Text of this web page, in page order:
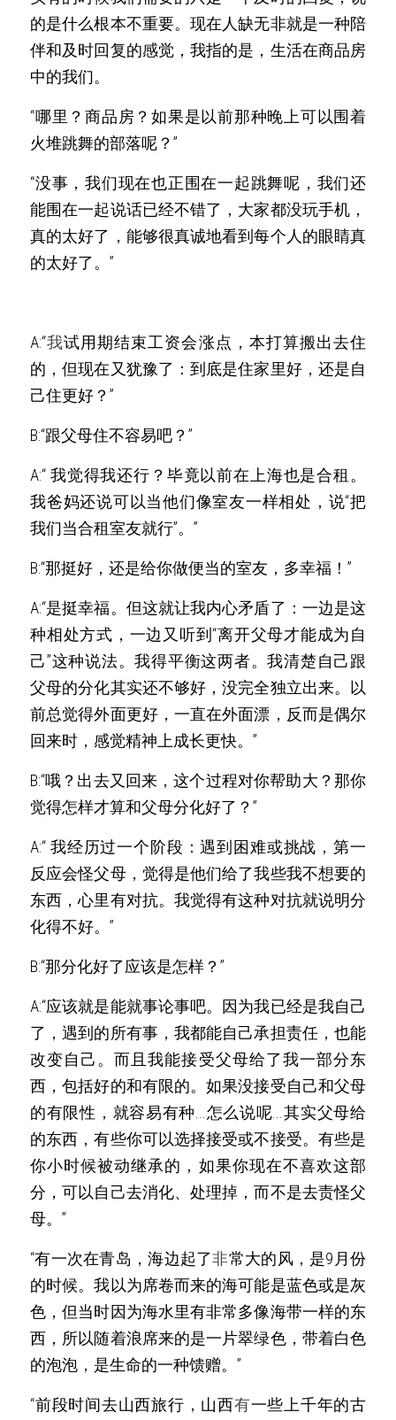
的是什么根本不重要。现在人缺无非就是一种陪
伴和及时回复的感觉，我指的是，生活在商品房
中的我们。
“哪里？商品房？如果是以前那种晚上可以围着
火堆跳舞的部落呢？”
“没事，我们现在也正围在一起跳舞呢，我们还
能围在一起说话已经不错了，大家都没玩手机，
真的太好了，能够很真诚地看到每个人的眼睛真
的太好了。”
A:“我试用期结束工资会涨点，本打算搬出去住
的，但现在又犹豫了：到底是住家里好，还是自
己住更好？”
B:“跟父母住不容易吧？”
A:“ 我觉得我还行？毕竟以前在上海也是合租。
我爸妈还说可以当他们像室友一样相处，说“把
我们当合租室友就行”。”
B:“那挺好，还是给你做便当的室友，多幸福！”
A:“是挺幸福。但这就让我内心矛盾了：一边是这
种相处方式，一边又听到“离开父母才能成为自
己”这种说法。我得平衡这两者。我清楚自己跟
父母的分化其实还不够好，没完全独立出来。以
前总觉得外面更好，一直在外面漂，反而是偶尔
回来时，感觉精神上成长更快。”
B:“哦？出去又回来，这个过程对你帮助大？那你
觉得怎样才算和父母分化好了？”
A:“ 我经历过一个阶段：遇到困难或挑战，第一
反应会怪父母，觉得是他们给了我些我不想要的
东西，心里有对抗。我觉得有这种对抗就说明分
化得不好。”
B:“那分化好了应该是怎样？”
A:“应该就是能就事论事吧。因为我已经是我自己
了，遇到的所有事，我都能自己承担责任，也能
改变自己。而且我能接受父母给了我一部分东
西，包括好的和有限的。如果没接受自己和父母
的有限性，就容易有种...怎么说呢...其实父母给
的东西，有些你可以选择接受或不接受。有些是
你小时候被动继承的，如果你现在不喜欢这部
分，可以自己去消化、处理掉，而不是去责怪父
母。”
“有一次在青岛，海边起了非常大的风，是9月份
的时候。我以为席卷而来的海可能是蓝色或是灰
色，但当时因为海水里有非常多像海带一样的东
西，所以随着浪席来的是一片翠绿色，带着白色
的泡泡，是生命的一种馈赠。”
“前段时间去山西旅行，山西有一些上千年的古